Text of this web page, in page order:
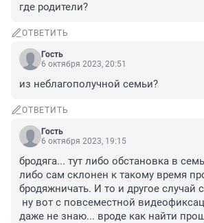
где родители?
ОТВЕТИТЬ
Гость
6 октября 2023, 20:51
из неблагополучной семьи?
ОТВЕТИТЬ
Гость
6 октября 2023, 19:15
бродяга... тут либо обстановка в
либо сам склонен к такому время
бродяжничать. И то и другое случай
ну вот с повсеместной
даже не знаю... вроде как найти